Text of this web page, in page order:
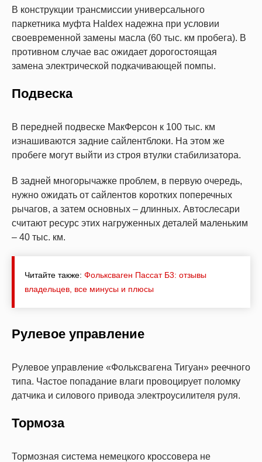
В конструкции трансмиссии универсального
паркетника муфта Haldex надежна при условии
своевременной замены масла (60 тыс. км пробега). В
противном случае вас ожидает дорогостоящая
замена электрической подкачивающей помпы.
Подвеска
В передней подвеске МакФерсон к 100 тыс. км
изнашиваются задние сайлентблоки. На этом же
пробеге могут выйти из строя втулки стабилизатора.
В задней многорычажке проблем, в первую очередь,
нужно ожидать от сайлентов коротких поперечных
рычагов, а затем основных – длинных. Автослесари
считают ресурс этих нагруженных деталей маленьким
– 40 тыс. км.
Читайте также: Фольксваген Пассат Б3: отзывы
владельцев, все минусы и плюсы
Рулевое управление
Рулевое управление «Фольксвагена Тигуан» реечного
типа. Частое попадание влаги провоцирует поломку
датчика и силового привода электроусилителя руля.
Тормоза
Тормозная система немецкого кроссовера не